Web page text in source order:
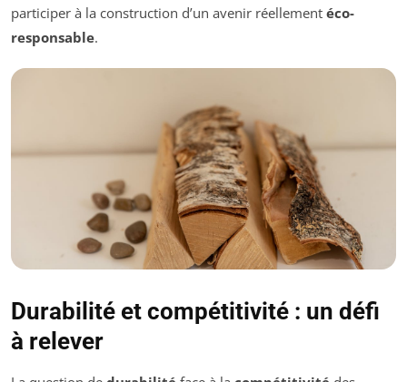
participer à la construction d’un avenir réellement éco-
responsable.
Durabilité et compétitivité : un défi
à relever